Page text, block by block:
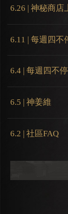
6.26 | 神秘商店
6.11 | 每週四不
6.4 | 每週四不
6.5 | 神姜維
6.2 | 社區FAQ